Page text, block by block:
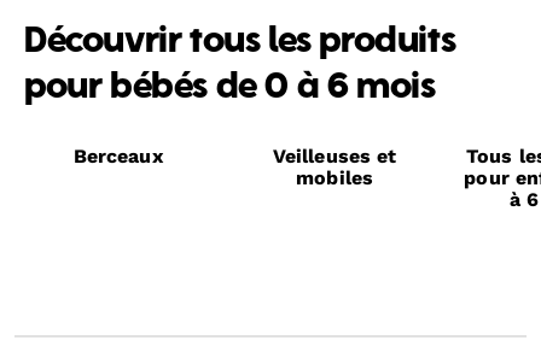
Découvrir tous les produits
pour bébés de 0 à 6 mois
Berceaux
Veilleuses et
mobiles
Tous
pour
à